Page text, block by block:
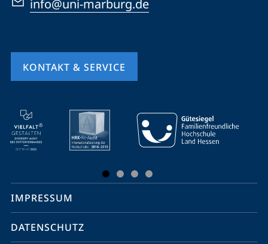
info@uni-marburg.de
KONTAKT & SERVICE
Mobile-
Service-
Navigation
Social
Media
Kontakte
IMPRESSUM
DATENSCHUTZ